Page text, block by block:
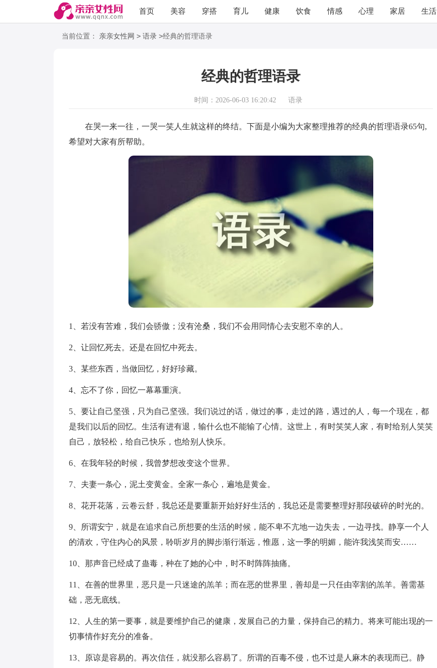
首页 美容 穿搭 育儿 健康 饮食 情感 心理 家居 生活
语录 阅读
当前位置： 亲亲女性网 > 语录 >经典的哲理语录
经典的哲理语录
时间：2026-06-03 16:20:42 语录
在哭一来一往，一哭一笑人生就这样的终结。下面是小编为大家整理推荐的经典的哲理语录65句,
希望对大家有所帮助。
1、若没有苦难，我们会骄傲；没有沧桑，我们不会用同情心去安慰不幸的人。
2、让回忆死去。还是在回忆中死去。
3、某些东西，当做回忆，好好珍藏。
4、忘不了你，回忆一幕幕重演。
5、要让自己坚强，只为自己坚强。我们说过的话，做过的事，走过的路，遇过的人，每一个现在，都
是我们以后的回忆。生活有进有退，输什么也不能输了心情。这世上，有时笑笑人家，有时给别人笑笑
自己，放轻松，给自己快乐，也给别人快乐。
6、在我年轻的时候，我曾梦想改变这个世界。
7、夫妻一条心，泥土变黄金。全家一条心，遍地是黄金。
8、花开花落，云卷云舒，我总还是要重新开始好好生活的，我总还是需要整理好那段破碎的时光的。
9、所谓安宁，就是在追求自己所想要的生活的时候，能不卑不亢地一边失去，一边寻找。静享一个人
的清欢，守住内心的风景，聆听岁月的脚步渐行渐远，惟愿，这一季的明媚，能许我浅笑而安……
10、那声音已经成了蛊毒，种在了她的心中，时不时阵阵抽痛。
11、在善的世界里，恶只是一只迷途的羔羊；而在恶的世界里，善却是一只任由宰割的羔羊。善需基
础，恶无底线。
12、人生的第一要事，就是要维护自己的健康，发展自己的力量，保持自己的精力。将来可能出现的一
切事情作好充分的准备。
13、原谅是容易的。再次信任，就没那么容易了。所谓的百毒不侵，也不过是人麻木的表现而已。静